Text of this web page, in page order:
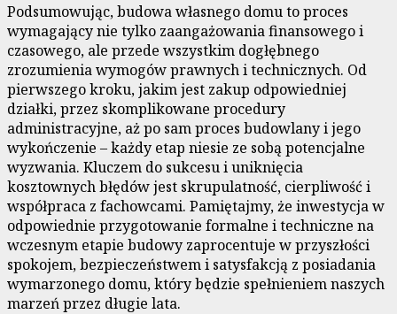
Podsumowując, budowa własnego domu to proces
wymagający nie tylko zaangażowania finansowego i
czasowego, ale przede wszystkim dogłębnego
zrozumienia wymogów prawnych i technicznych. Od
pierwszego kroku, jakim jest zakup odpowiedniej
działki, przez skomplikowane procedury
administracyjne, aż po sam proces budowlany i jego
wykończenie – każdy etap niesie ze sobą potencjalne
wyzwania. Kluczem do sukcesu i uniknięcia
kosztownych błędów jest skrupulatność, cierpliwość i
współpraca z fachowcami. Pamiętajmy, że inwestycja w
odpowiednie przygotowanie formalne i techniczne na
wczesnym etapie budowy zaprocentuje w przyszłości
spokojem, bezpieczeństwem i satysfakcją z posiadania
wymarzonego domu, który będzie spełnieniem naszych
marzeń przez długie lata.